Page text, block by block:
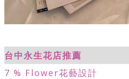
台中永生花店推薦
7 % Flower花藝設計